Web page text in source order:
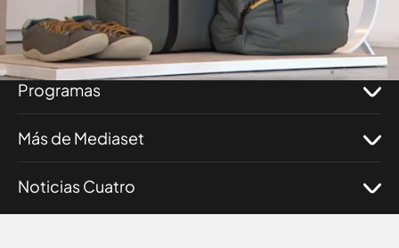
Corporativo
Programas
Más de Mediaset
Noticias Cuatro